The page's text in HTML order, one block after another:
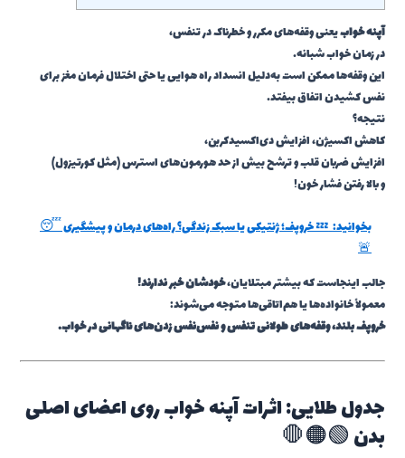
آپنه خوابیعنی وقفه‌های مکرر و خطرناک در تنفس،
در زمان خواب شبانه.
این وقفه‌ها ممکن است به‌دلیل انسداد راه هوایی یا حتی اختلال فرمان مغز برای
نفس کشیدن اتفاق بیفتد.
نتیجه؟
کاهش اکسیژن، افزایش دی‌اکسیدکربن،
افزایش ضربان قلب و ترشح بیش از حد هورمون‌های استرس (مثل کورتیزول)
و بالا رفتن فشار خون!
بخوانید:💤 خروپف؛ ژنتیکی یا سبک زندگی؟ راه‌های درمان و پیشگیری 😴
🚨
جالب اینجاست که بیشتر مبتلایان،خودشان خبر ندارند!
معمولاً خانواده‌ها یا هم‌اتاقی‌ها متوجه می‌شوند:
خروپف بلند، وقفه‌های طولانی تنفس و نفس‌نفس زدن‌های ناگهانی در خواب.
جدول طلایی: اثرات آپنه خواب روی اعضای اصلی
بدن 🟢🟠🛑